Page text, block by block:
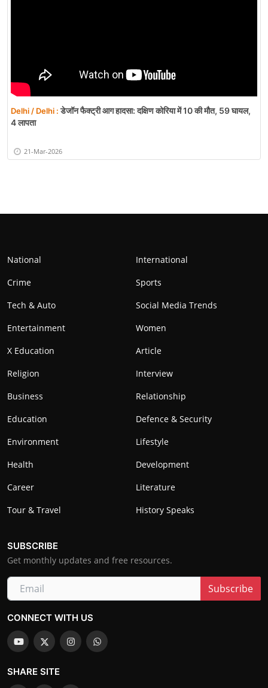
Delhi / Delhi :डेजॉन फैक्ट्री आग हादसा: दक्षिण कोरिया में 10 की मौत, 59 घायल,
4 लापता
21-Mar-2026
National
International
Crime
Sports
Tech & Auto
Social Media Trends
Entertainment
Women
X Education
Article
Religion
Interview
Business
Relationship
Education
Defence & Security
Environment
Lifestyle
Health
Development
Career
Literature
Tour & Travel
History Speaks
SUBSCRIBE
Get monthly updates and free resources.
Subscribe
CONNECT WITH US
SHARE SITE